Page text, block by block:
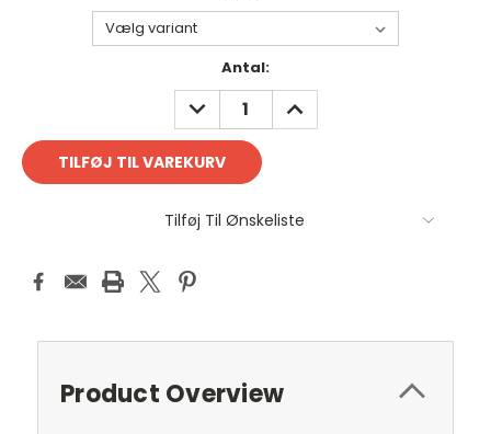
Antal:
REDUCER
ANTAL:
FORØG
ANTAL:
Tilføj Til Ønskeliste
Product Overview